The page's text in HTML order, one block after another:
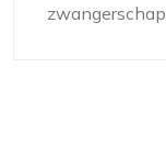
zwangerschap